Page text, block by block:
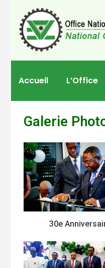
Accueil L’Office
Galerie
30e